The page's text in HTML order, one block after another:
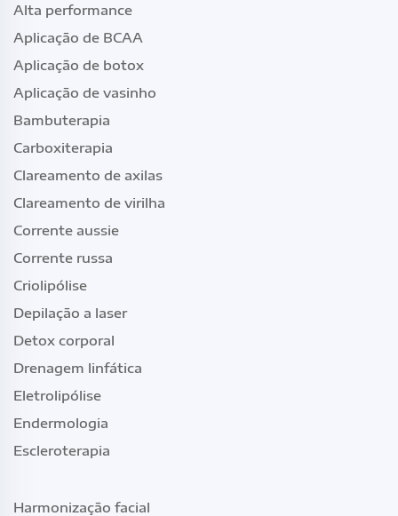
Alta performance
Aplicação de BCAA
Aplicação de botox
Aplicação de vasinho
Bambuterapia
Carboxiterapia
Clareamento de axilas
Clareamento de virilha
Corrente aussie
Corrente russa
Criolipólise
Depilação a laser
Detox corporal
Drenagem linfática
Eletrolipólise
Endermologia
Escleroterapia
Harmonização facial